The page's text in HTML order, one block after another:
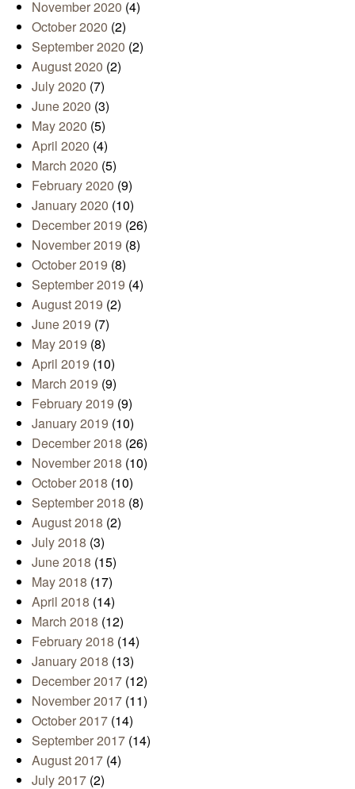
November 2020 (4)
October 2020 (2)
September 2020 (2)
August 2020 (2)
July 2020 (7)
June 2020 (3)
May 2020 (5)
April 2020 (4)
March 2020 (5)
February 2020 (9)
January 2020 (10)
December 2019 (26)
November 2019 (8)
October 2019 (8)
September 2019 (4)
August 2019 (2)
June 2019 (7)
May 2019 (8)
April 2019 (10)
March 2019 (9)
February 2019 (9)
January 2019 (10)
December 2018 (26)
November 2018 (10)
October 2018 (10)
September 2018 (8)
August 2018 (2)
July 2018 (3)
June 2018 (15)
May 2018 (17)
April 2018 (14)
March 2018 (12)
February 2018 (14)
January 2018 (13)
December 2017 (12)
November 2017 (11)
October 2017 (14)
September 2017 (14)
August 2017 (4)
July 2017 (2)